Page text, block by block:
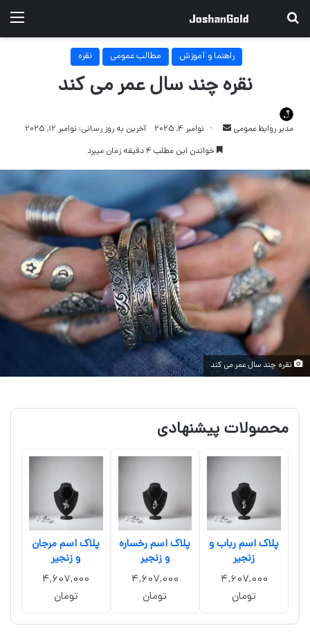
جستجو برای
راهنما و آموزش مطالب عمومی نقره
نقره چند سال عمر می کند
مدیر روابط عمومی
ارسال
ایمیل
نوامبر 4, 2025
آخرین به روز رسانی: نوامبر 12, 2025
خواندن این مطلب 4 دقیقه زمان میبرد
نقره چند سال عمر می کند
محصولات پیشنهادی
پلاک اسم رباب و
زنجیر
4,607,000
تومان
پلاک اسم رخساره
و زنجیر
4,607,000
تومان
پلاک اسم مرجان
و زنجیر
4,607,000
تومان